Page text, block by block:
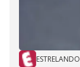
ESTRELANDO